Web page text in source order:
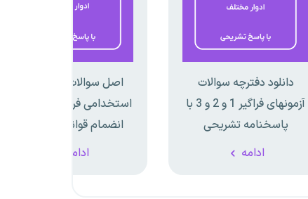
دانلود دفترچه سوالات
آزمونهای فراگیر 1 و 2 و 3 با
پاسخنامه تشریحی
ادامه
اصل سوالات آزمون های
انضمام قوانین و مقررات
اداری و استخدامی
ادامه